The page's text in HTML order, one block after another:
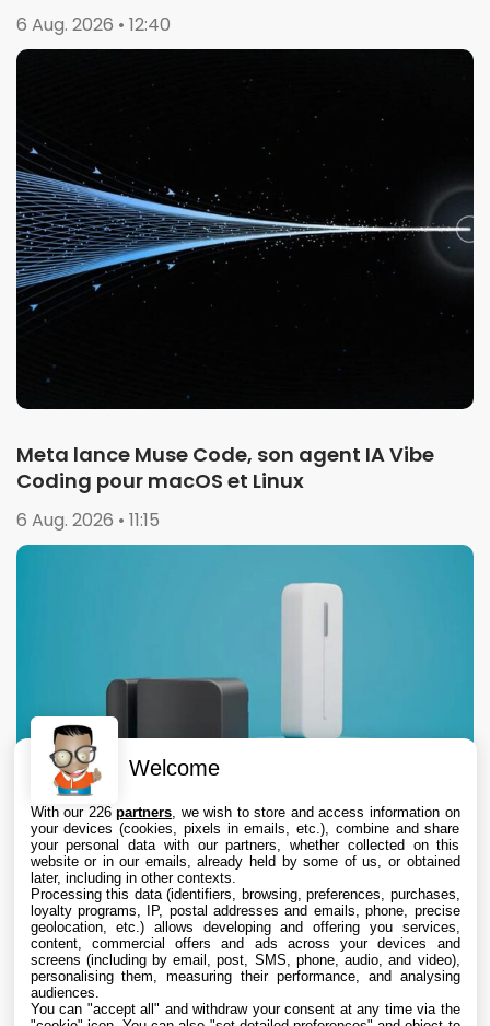
6 Aug. 2026 • 12:40
Meta lance Muse Code, son agent IA Vibe
Coding pour macOS et Linux
6 Aug. 2026 • 11:15
Abode lance deux nouveaux capteurs
compatibles Apple Home pour sécuriser
garages et portails
6 Aug. 2026 • 9:45
Welcome
With our 226partners , we wish to store and access information on
your devices (cookies, pixels in emails, etc.), combine and share
your personal data with our partners, whether collected on this
website or in our emails, already held by some of us, or obtained
later, including in other contexts.
Processing this data (identifiers, browsing, preferences, purchases,
loyalty programs, IP, postal addresses and emails, phone, precise
geolocation, etc.) allows developing and offering you services,
content, commercial offers and ads across your devices and
screens (including by email, post, SMS, phone, audio, and video),
personalising them, measuring their performance, and analysing
audiences.
You can "accept all" and withdraw your consent at any time via the